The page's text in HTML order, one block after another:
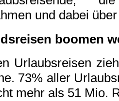
und dabei
boomen
Urlaubsreisen
73% aller
mehr als 51 Mio.